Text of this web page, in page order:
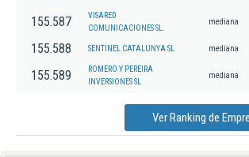
155.587
VISARED
COMUNICACIONES SL.
mediana
155.588 SENTINEL CATALUNYA SL mediana
155.589
ROMERO Y PEREIRA
INVERSIONES SL
mediana
Ver Ranking de